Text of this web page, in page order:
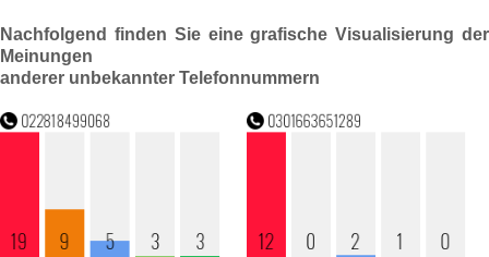
Nachfolgend finden Sie eine grafische Visualisierung der
Meinungen
anderer unbekannter Telefonnummern